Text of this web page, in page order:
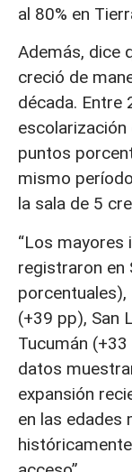
al 80% en
Además, dice
creció de
década. Entre
escolarización
puntos
mismo
la sala de 5
“Los mayores
registraron en
(+39 pp), San
Tucumán
datos
expansión
en las edades